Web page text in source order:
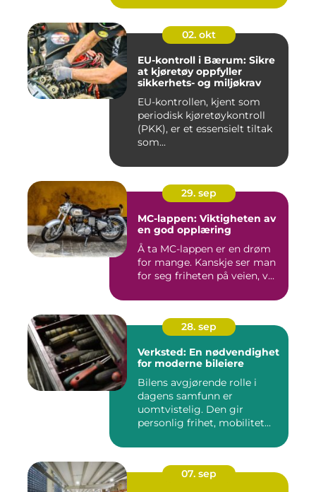
02. okt
EU-kontroll i Bærum: Sikre
at kjøretøy oppfyller
sikkerhets- og miljøkrav
EU-kontrollen, kjent som
periodisk kjøretøykontroll
(PKK), er et essensielt tiltak
som...
29. sep
MC-lappen: Viktigheten av
en god opplæring
Å ta MC-lappen er en drøm
for mange. Kanskje ser man
for seg friheten på veien, v...
28. sep
Verksted: En nødvendighet
for moderne bileiere
Bilens avgjørende rolle i
dagens samfunn er
uomtvistelig. Den gir
personlig frihet, mobilitet...
07. sep